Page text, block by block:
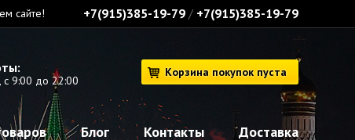
сайте! +7(915)385-19-79 / +7(915)385-19-79
Блог Контакты Доставка
Корзина покупок пуста
9:00 до 22:00